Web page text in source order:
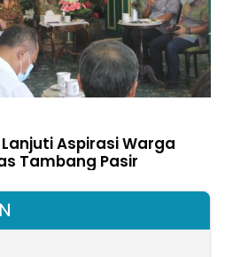
Aspirasi Warga
Tambang Pasir